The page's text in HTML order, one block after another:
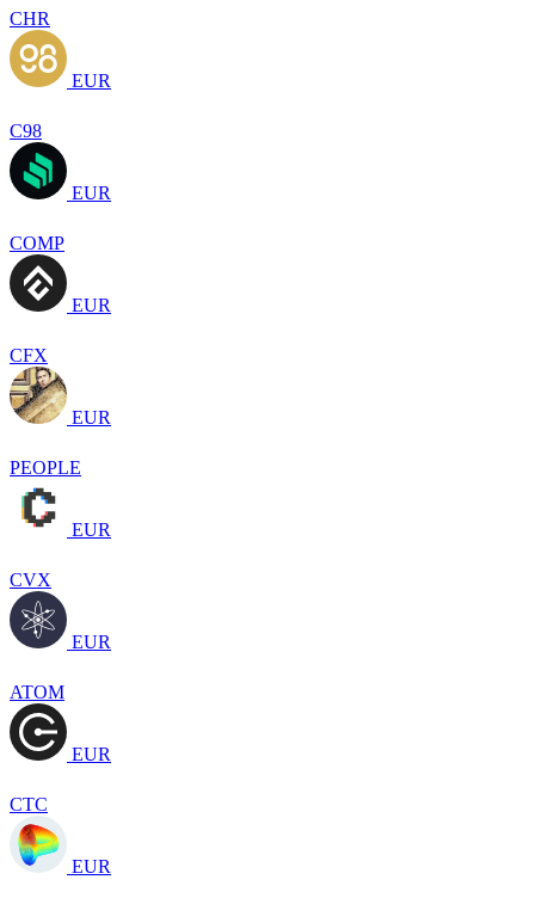
CHR
EUR
C98
EUR
COMP
EUR
CFX
EUR
PEOPLE
EUR
CVX
EUR
ATOM
EUR
CTC
EUR